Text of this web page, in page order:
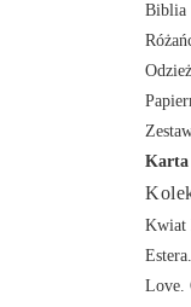
Biblia
Karta
Kwiat
Love.